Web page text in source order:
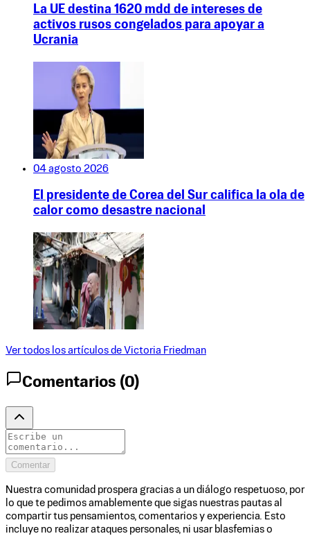
La UE destina 1620 mdd de intereses de
activos rusos congelados para apoyar a
Ucrania
04 agosto 2026
El presidente de Corea del Sur califica la ola de
calor como desastre nacional
Ver todos los artículos de Victoria Friedman
Comentarios (0)
Comentar
Nuestra comunidad prospera gracias a un diálogo respetuoso, por
lo que te pedimos amablemente que sigas nuestras pautas al
compartir tus pensamientos, comentarios y experiencia. Esto
incluye no realizar ataques personales, ni usar blasfemias o